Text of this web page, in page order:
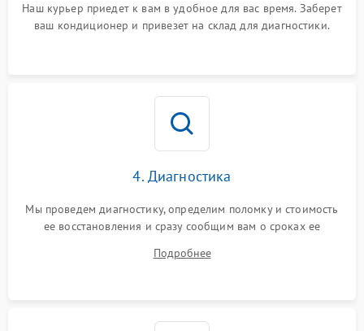
Наш курьер приедет к вам в удобное для вас время. Заберет
ваш кондиционер и привезет на склад для диагностики.
4. Диагностика
Мы проведем диагностику, определим поломку и стоимость
ее восстановления и сразу сообщим вам о сроках ее
Подробнее